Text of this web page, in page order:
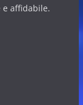
e affidabile.